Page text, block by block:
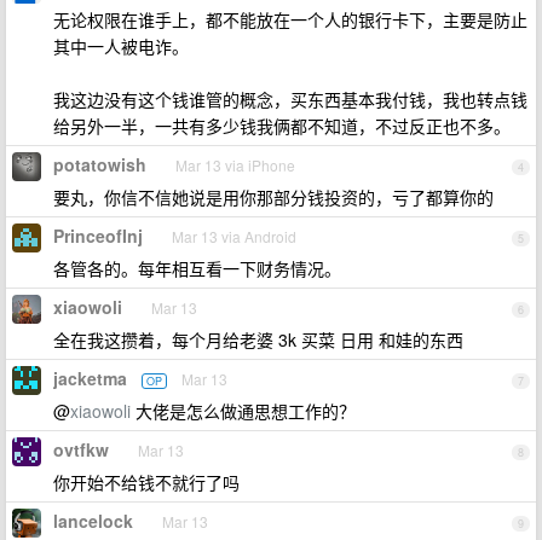
无论权限在谁手上，都不能放在一个人的银行卡下，主要是防止
其中一人被电诈。
我这边没有这个钱谁管的概念，买东西基本我付钱，我也转点钱
给另外一半，一共有多少钱我俩都不知道，不过反正也不多。
4
potatowish Mar 13 via iPhone
要丸，你信不信她说是用你那部分钱投资的，亏了都算你的
5
PrinceofInj Mar 13 via Android
各管各的。每年相互看一下财务情况。
6
xiaowoli Mar 13
全在我这攒着，每个月给老婆 3k 买菜 日用 和娃的东西
7
jacketma OP Mar 13
@xiaowoli 大佬是怎么做通思想工作的？
8
ovtfkw Mar 13
你开始不给钱不就行了吗
9
lancelock Mar 13